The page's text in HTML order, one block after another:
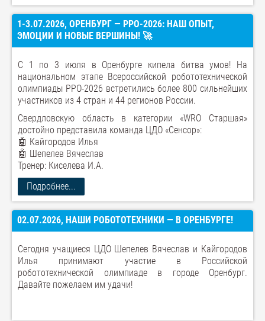
1-3.07.2026, ОРЕНБУРГ — РРО-2026: НАШ ОПЫТ,
ЭМОЦИИ И НОВЫЕ ВЕРШИНЫ! 🚀
С 1 по 3 июля в Оренбурге кипела битва умов! На
национальном этапе Всероссийской робототехнической
олимпиады РРО-2026 встретились более 800 сильнейших
участников из 4 стран и 44 регионов России.
Свердловскую область в категории «WRO Старшая»
достойно представила команда ЦДО «Сенсор»:
🤖 Кайгородов Илья
🤖 Шепелев Вячеслав
Тренер: Киселева И.А.
Подробнее...
02.07.2026, НАШИ РОБОТОТЕХНИКИ — В ОРЕНБУРГЕ!
Сегодня учащиеся ЦДО Шепелев Вячеслав и Кайгородов
Илья принимают участие в Российской
робототехнической олимпиаде в городе Оренбург.
Давайте пожелаем им удачи!